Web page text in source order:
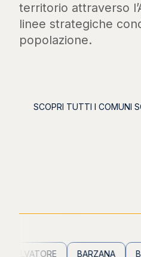
territorio attraverso
linee strategiche
popolazione.
SCOPRI TUTTI I COMUNI
BARZANA BEDULITA